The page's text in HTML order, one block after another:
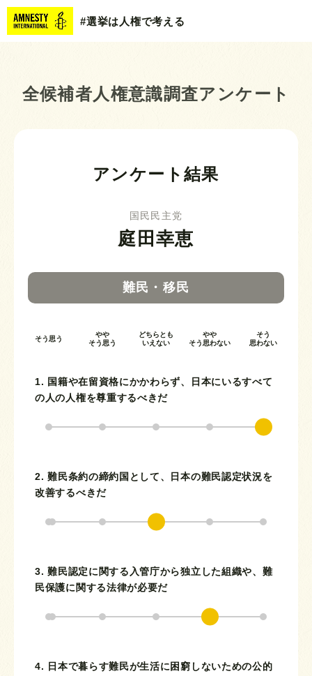
#選挙は人権で考える
全候補者人権意識調査アンケート
アンケート結果
国民民主党
庭田幸恵
難民・移民
そう思う
やや
そう思う
どちらとも
いえない
やや
そう思わない
そう
思わない
1. 国籍や在留資格にかかわらず、日本にいるすべて
の人の人権を尊重するべきだ
2. 難民条約の締約国として、日本の難民認定状況を
改善するべきだ
3. 難民認定に関する入管庁から独立した組織や、難
民保護に関する法律が必要だ
4. 日本で暮らす難民が生活に困窮しないための公的